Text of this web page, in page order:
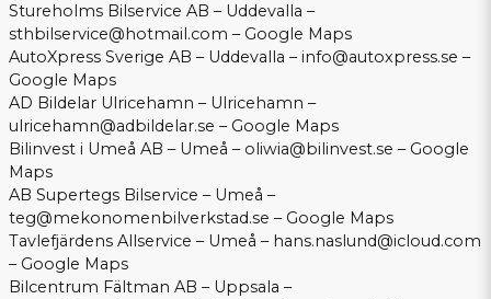
Stureholms Bilservice AB – Uddevalla –
sthbilservice@hotmail.com – Google Maps
AutoXpress Sverige AB – Uddevalla –info@autoxpress.se –
Google Maps
AD Bildelar Ulricehamn – Ulricehamn –
ulricehamn@adbildelar.se – Google Maps
Bilinvest i Umeå AB – Umeå – oliwia@bilinvest.se – Google
Maps
AB Supertegs Bilservice – Umeå –
teg@mekonomenbilverkstad.se – Google Maps
Tavlefjärdens Allservice – Umeå – hans.naslund@icloud.com
– Google Maps
Bilcentrum Fältman AB – Uppsala –